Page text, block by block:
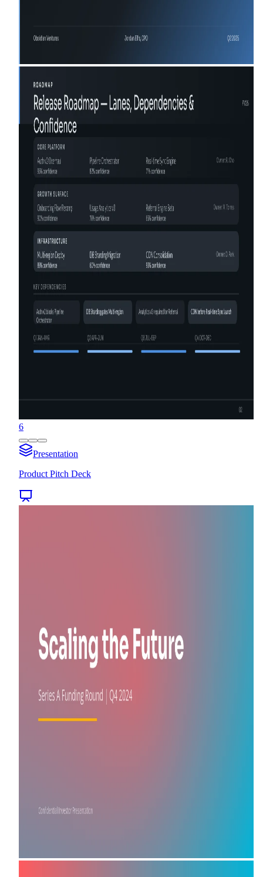
6
Presentation
Product Pitch Deck